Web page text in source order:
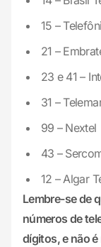
15 –
21 –
23 e 41 –
31 –
99 – Nextel
43 –
12 – Algar
Lembre-se de
números de
dígitos, e não